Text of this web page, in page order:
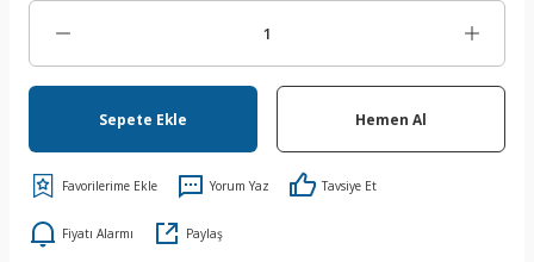
Sepete Ekle Hemen Al
Yorum Yaz Tavsiye Et
Fiyatı Alarmı Paylaş